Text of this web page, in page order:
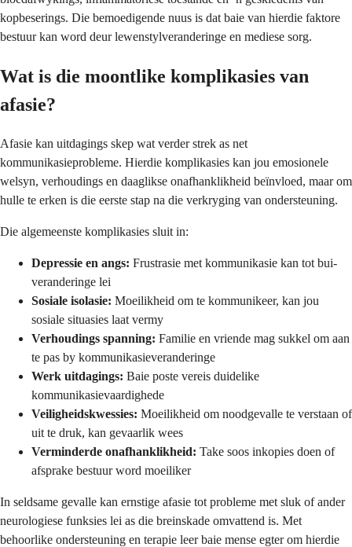
kopbeserings. Die bemoedigende nuus is dat baie van hierdie faktore
bestuur kan word deur lewenstylveranderinge en mediese sorg.
Wat is die moontlike komplikasies van
afasie?
Afasie kan uitdagings skep wat verder strek as net
kommunikasieprobleme. Hierdie komplikasies kan jou emosionele
welsyn, verhoudings en daaglikse onafhanklikheid beïnvloed, maar om
hulle te erken is die eerste stap na die verkryging van ondersteuning.
Die algemeenste komplikasies sluit in:
Depressie en angs: Frustrasie met kommunikasie kan tot bui-
veranderinge lei
Sosiale isolasie: Moeilikheid om te kommunikeer, kan jou
sosiale situasies laat vermy
Verhoudings spanning: Familie en vriende mag sukkel om aan
te pas by kommunikasieveranderinge
Werk uitdagings: Baie poste vereis duidelike
kommunikasievaardighede
Veiligheidskwessies: Moeilikheid om noodgevalle te verstaan of
uit te druk, kan gevaarlik wees
Verminderde onafhanklikheid: Take soos inkopies doen of
afsprake bestuur word moeiliker
In seldsame gevalle kan ernstige afasie tot probleme met sluk of ander
neurologiese funksies lei as die breinskade omvattend is. Met
behoorlike ondersteuning en terapie leer baie mense egter om hierdie